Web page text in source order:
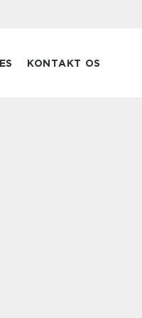
KONTAKT OS